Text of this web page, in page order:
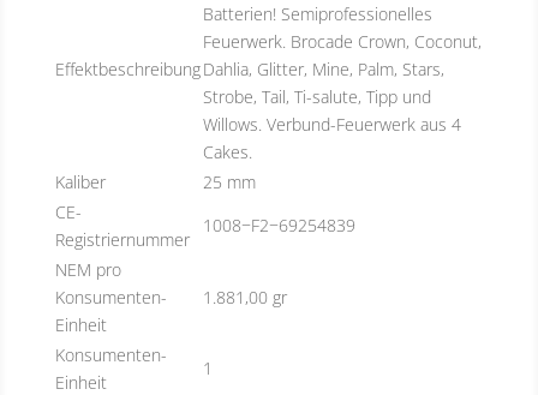
Effektbeschreibung
Batterien! Semiprofessionelles
Feuerwerk. Brocade Crown, Coconut,
Dahlia, Glitter, Mine, Palm, Stars,
Strobe, Tail, Ti-salute, Tipp und
Willows. Verbund-Feuerwerk aus 4
Cakes.
Kaliber
25 mm
CE-
Registriernummer
1008−F2−69254839
NEM pro
Konsumenten-
Einheit
1.881,00 gr
Konsumenten-
Einheit
1